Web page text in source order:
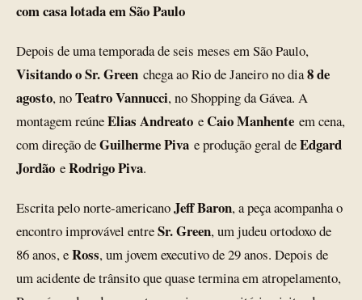
com casa lotada em São Paulo
Depois de uma temporada de seis meses em São Paulo,
Visitando o Sr. Green chega ao Rio de Janeiro no dia8 de
agosto, noTeatro Vannucci, no Shopping da Gávea. A
montagem reúneElias Andreato eCaio Manhente em cena,
com direção deGuilherme Piva e produção geral deEdgard
Jordão eRodrigo Piva.
Escrita pelo norte-americanoJeff Baron, a peça acompanha o
encontro improvável entreSr. Green, um judeu ortodoxo de
86 anos, eRoss, um jovem executivo de 29 anos. Depois de
um acidente de trânsito que quase termina em atropelamento,